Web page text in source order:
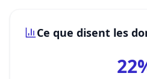
Ce que disent les